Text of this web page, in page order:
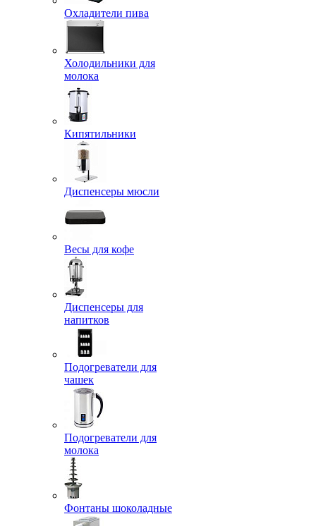
Охладители пива
Холодильники для
молока
Кипятильники
Диспенсеры мюсли
Весы для кофе
Диспенсеры для
напитков
Подогреватели для
чашек
Подогреватели для
молока
Фонтаны шоколадные